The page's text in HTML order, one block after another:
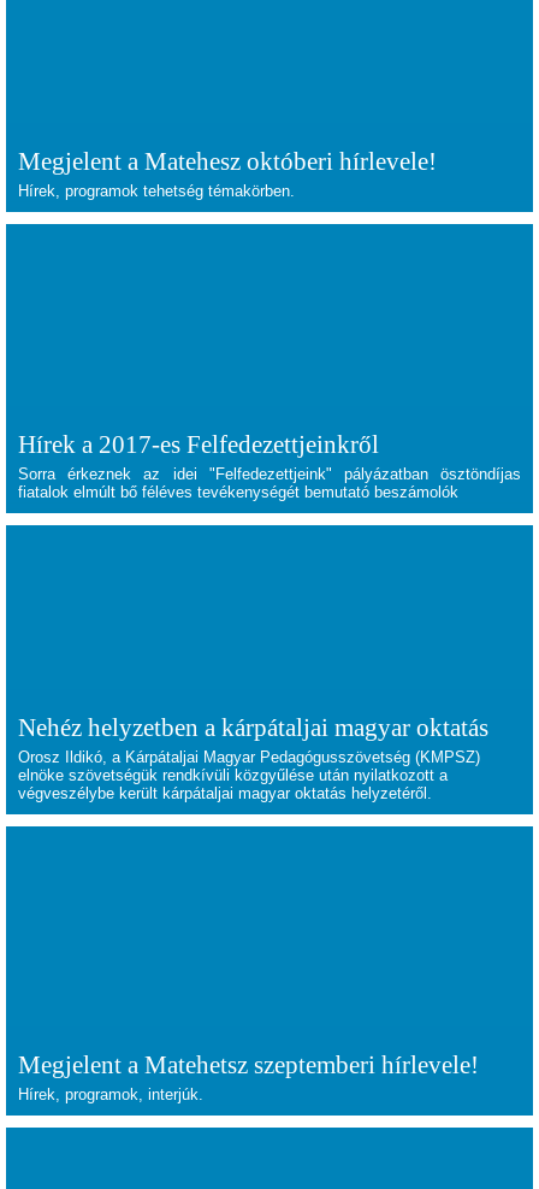
Megjelent a Matehesz októberi hírlevele!
Hírek, programok tehetség témakörben.
Hírek a 2017-es Felfedezettjeinkről
Sorra érkeznek az idei "Felfedezettjeink" pályázatban ösztöndíjas
fiatalok elmúlt bő féléves tevékenységét bemutató beszámolók
Nehéz helyzetben a kárpátaljai magyar oktatás
Orosz Ildikó, a Kárpátaljai Magyar Pedagógusszövetség (KMPSZ)
elnöke szövetségük rendkívüli közgyűlése után nyilatkozott a
végveszélybe került kárpátaljai magyar oktatás helyzetéről.
Megjelent a Matehetsz szeptemberi hírlevele!
Hírek, programok, interjúk.